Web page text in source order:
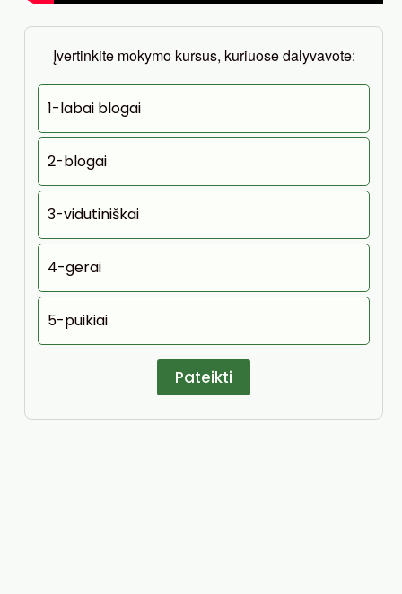
Įvertinkite mokymo kursus, kuriuose dalyvavote:
1-labai blogai
2-blogai
3-vidutiniškai
4-gerai
5-puikiai